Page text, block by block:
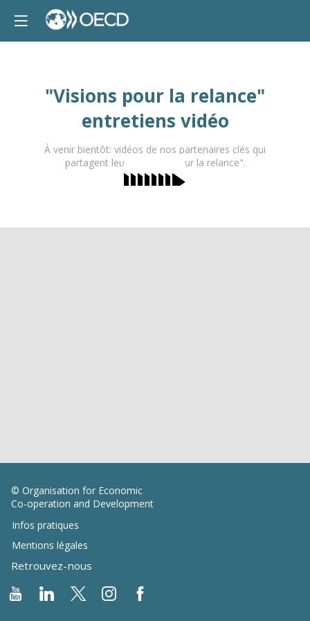
"Visions pour la relance"
entretiens vidéo
À venir bientôt: vidéos de nos partenaires clés qui
partagent leurs "visions pour la relance".
© Organisation for Economic
Co-operation and Development
Infos pratiques
Mentions légales
Retrouvez-nous